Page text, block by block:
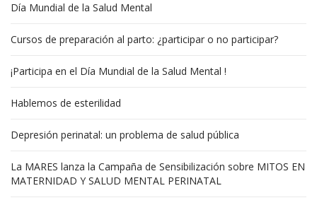
Día Mundial de la Salud Mental
Cursos de preparación al parto: ¿participar o no participar?
¡Participa en el Día Mundial de la Salud Mental !
Hablemos de esterilidad
Depresión perinatal: un problema de salud pública
La MARES lanza la Campaña de Sensibilización sobre MITOS EN
MATERNIDAD Y SALUD MENTAL PERINATAL